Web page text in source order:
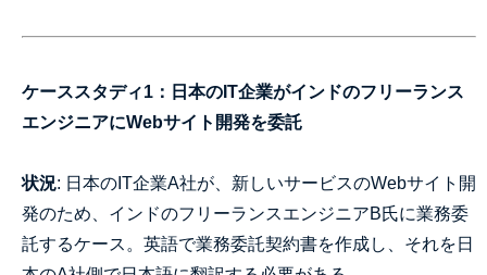
ケーススタディ1：日本のIT企業がインドのフリーランス
エンジニアにWebサイト開発を委託
状況: 日本のIT企業A社が、新しいサービスのWebサイト開
発のため、インドのフリーランスエンジニアB氏に業務委
託するケース。英語で業務委託契約書を作成し、それを日